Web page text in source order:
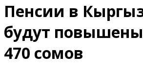
Пенсии в
будут повышены
470 сомов